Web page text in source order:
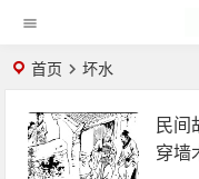
首页 坏水
民间
穿墙